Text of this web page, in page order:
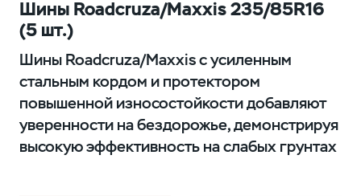
Шины Roadcruza/Maxxis 235/85R16
(5 шт.)
Шины Roadcruza/Maxxis с усиленным
стальным кордом и протектором
повышенной износостойкости добавляют
уверенности на бездорожье, демонстрируя
высокую эффективность на слабых грунтах